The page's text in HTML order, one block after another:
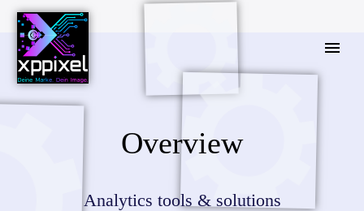
Overview
Analytics tools & solutions